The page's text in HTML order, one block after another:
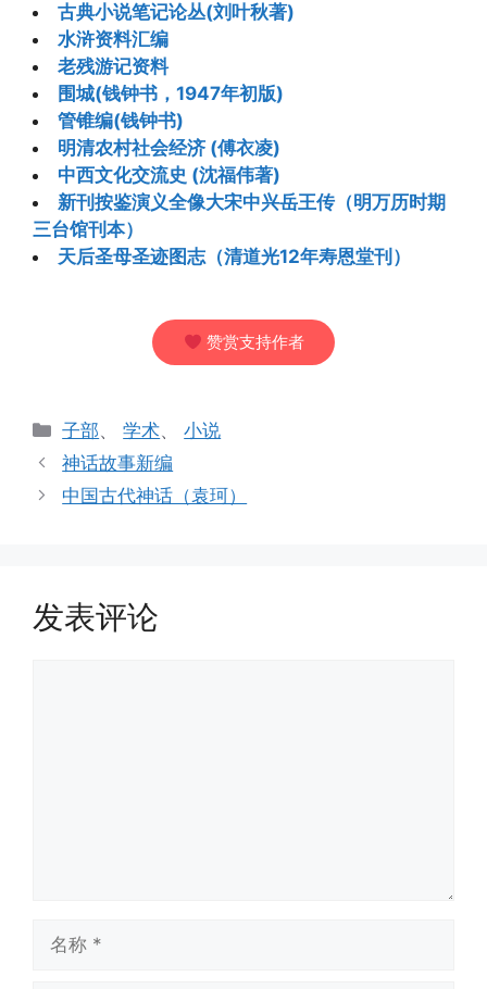
古典小说笔记论丛(刘叶秋著)
水浒资料汇编
老残游记资料
围城(钱钟书，1947年初版)
管锥编(钱钟书)
明清农村社会经济 (傅衣凌)
中西文化交流史 (沈福伟著)
新刊按鉴演义全像大宋中兴岳王传（明万历时期
三台馆刊本）
天后圣母圣迹图志（清道光12年寿恩堂刊）
赞赏支持作者
分
类
子部、学术、小说
神话故事新编
中国古代神话（袁珂）
发表评论